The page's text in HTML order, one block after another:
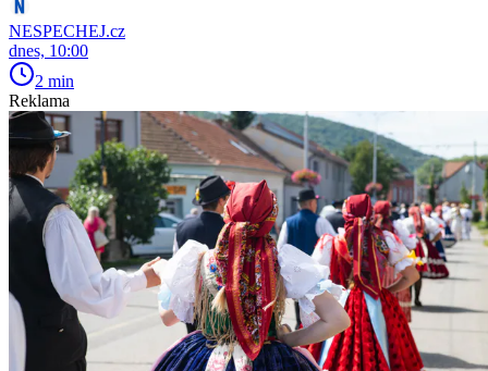
NESPECHEJ.cz
dnes, 10:00
2 min
Reklama